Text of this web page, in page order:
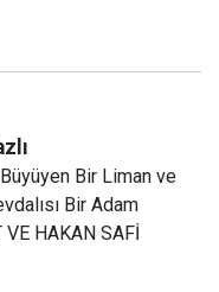
Bir Liman ve
Bir Adam
VE HAKAN SAFİ